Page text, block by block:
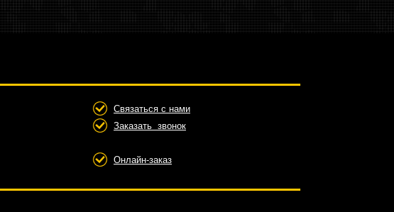
Связаться с нами
Заказать звонок
Онлайн-заказ